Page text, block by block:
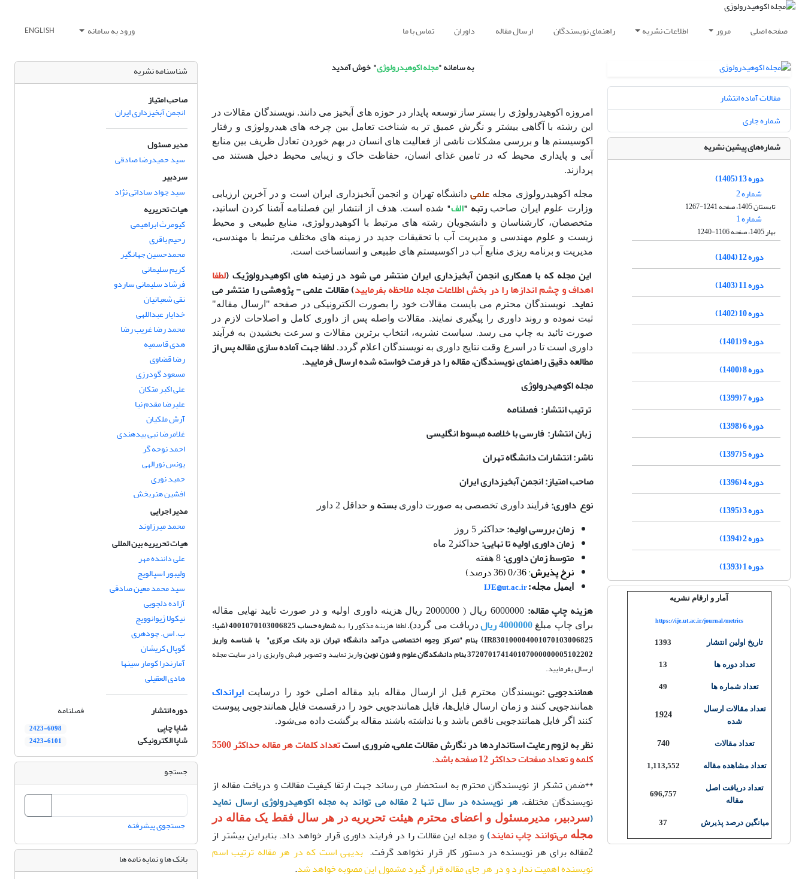
صفحه اصلی مرور اطلاعات نشریه راهنمای نویسندگان ارسال مقاله داوران تماس با ما ورود به سامانه ENGLISH
مقالات آماده انتشار
شماره جاری
شماره‌های پیشین نشریه
دوره 13 (1405)
شماره 2
تابستان 1405، صفحه 1241-1267
شماره 1
بهار 1405، صفحه 1106-1240
دوره 12 (1404)
دوره 11 (1403)
دوره 10 (1402)
دوره 9 (1401)
دوره 8 (1400)
دوره 7 (1399)
دوره 6 (1398)
دوره 5 (1397)
دوره 4 (1396)
دوره 3 (1395)
دوره 2 (1394)
دوره 1 (1393)
آمار و ارقام نشریه
https://ije.ut.ac.ir/journal/metrics
تاریخ اولین انتشار 1393
تعداد دوره ها 13
تعداد شماره ها 49
تعداد مقالات ارسال
شده
1,924
تعداد مقالات 740
تعداد مشاهده مقاله 1,113,552
تعداد دریافت اصل
مقاله
696,757
میانگین درصد پذیرش 37
به سامانه "مجلهاکوهیدرولوژی"خوش آمدید
امروزه اکوهیدرولوژی را بستر ساز توسعه پایدار در حوزه های آبخیز می دانند. نویسندگان مقالات در
این رشته با آگاهی بیشتر و نگرش عمیق تر به شناخت تعامل بین چرخه های هیدرولوژی و رفتار
اکوسیستم ها و بررسی مشکلات ناشی از فعالیت های انسان در بهم خوردن تعادل ظریف بین منابع
آبی و پایداری محیط که در تامین غذای انسان، حفاظت خاک و زیبایی محیط دخیل هستند می
پردازند.
مجله اکوهیدرولوژی مجلهعلمی دانشگاه تهران و انجمن آبخیزداری ایران است و در آخرین ارزیابی
وزارت علوم ایران صاحبرتبه "الف" شده است. هدف از انتشار این فصلنامه آشنا کردن اساتید،
متخصصان، کارشناسان و دانشجویان رشته های مرتبط با اکوهیدرولوژی، منابع طبیعی و محیط
زیست و علوم مهندسی و مدیریت آب با تحقیقات جدید در زمینه های مختلف مرتبط با مهندسی،
مدیریت و برنامه ریزی منابع آب در اکوسیستم های طبیعی و انسان­ساخت است.
این مجله که با همکاری انجمن آبخیزداری ایران منتشر می شود در زمینه های اکوهیدرولوژیک (لطفا
اهداف و چشم اندازها را در بخش اطلاعات مجله ملاحظه بفرمایید) مقالات علمی - پژوهشی را منتشر می
نماید. نویسندگان محترم می بایست مقالات خود را بصورت الکترونیکی در صفحه "ارسال مقاله"
ثبت نموده و روند داوری را پی­گیری نمایند. مقالات واصله پس از داوری کامل و اصلاحات لازم در
صورت تائید به چاپ می رسد. سیاست نشریه، انتخاب برترین مقالات و سرعت بخشیدن به فرآیند
داوری است تا در اسرع وقت نتایج داوری به نویسندگان اعلام گردد.لطفا جهت آماده سازی مقاله پس از
مطالعه دقیق راهنمای نویسندگان، مقاله را در فرمت خواسته شده ارسال فرمایید.
مجله اکوهیدرولوژی
ترتیب انتشار: فصلنامه
زبان انتشار: فارسی با خلاصه مبسوط انگلیسی
ناشر: انتشارات دانشگاه تهران
صاحب امتیاز: انجمن آبخیزداری ایران
نوع داوری: فرایند داوری تخصصی به صورت داوری بسته و حداقل 2 داور
زمان بررسی اولیه: حداکثر 5 روز
زمان داوری اولیه تا نهایی: حداکثر2 ماه
متوسط زمان داوری:
نرخ پذیرش:0/36 (36 درصد)
ایمیل مجله:IJE@ut.ac.ir
هزینه چاپ مقاله:
6000000 ریال ( 2000000 ریال هزینه داوری اولیه و در صورت تایید نهایی مقاله
برای چاپ مبلغ4000000 ریال دریافت می گردد).لطفا هزینه مذکور را بهشماره حساب
(شبا:
IR830100004001070103006825) بنام "تمرکز وجوه اختصاصی درآمد دانشگاه تهران نزد بانک مرکزی"
با شناسه واریز
372070174140107000000005102202 بنام دانشکدگان علوم و فنون نوین
واریز نمایید و تصویر فیش واریزی را در سایت مجله
ارسال بفرمایید.
همانندجویی:نویسندگان محترم قبل از ارسال مقاله باید مقاله اصلی خود را درسایت ایرانداک
همانندجویی کنند و زمان ارسال فایل­‌ها، فایل همانندجویی خود را درقسمت فایل همانندجویی پیوست
کنند اگر فایل همانندجویی ناقص باشد و یا نداشته باشند مقاله برگشت داده می­‌شود.
نظر به لزوم رعایت استانداردها در نگارش مقالات علمی، ضروری است
تعداد کلمات هر مقاله حداکثر 5500
کلمه و تعداد صفحات حداکثر 12 صفحه باشد.
**ضمن تشکر از نویسندگان محترم به استحضار می رساند جهت ارتقا کیفیت مقالات و دریافت مقاله از
نویسندگان مختلف، هر نویسنده در سال تنها 2 مقاله می تواند به مجله اکوهیدرولوژی
ارسال نماید
(سردبیر، مدیرمسئول و اعضای محترم هیئت تحریریه در هر سال فقط یک مقاله در
مجله می‌توانند چاپ نمایند) و مجله این مقالات را در فرایند داوری قرار خواهد داد. بنابراین بیشتر از
2مقاله برای هر نویسنده در دستور کار قرار نخواهد گرفت.
بدیهی است که در هر مقاله ترتیب اسم
نویسنده اهمیت ندارد و در هر جای مقاله قرار گیرد مشمول این مصوبه خواهد شد.
شناسنامه نشریه
صاحب امتیاز
انجمن آبخیزداری ایران
مدیر مسئول
سید حمیدرضا صادقی
سردبیر
سید جواد ساداتی نژاد
هیات تحریریه
کیومرث ابراهیمی
رحیم باقری
محمدحسین جهانگیر
کریم سلیمانی
فرشاد سلیمانی ساردو
نقی شعبانیان
خدایار عبداللهی
محمد رضا غریب رضا
هدی قاسمیه
رضا قضاوی
مسعود گودرزی
علی اکبر متکان
علیرضا مقدم نیا
آرش ملکیان
غلامرضا نبی بیدهندی
احمد نوحه گر
یونس نورالهی
حمید نوری
افشین هنربخش
مدیر اجرایی
محمد میرزاوند
هیات تحریریه بین المللی
علی داننده مهر
ولیبور اسپالویچ
سید محمد معین صادقی
آزاده دلجویی
نیکولا ژیوانوویچ
ب. اس. چودهری
گوپال کریشان
آمارندرا کومار سینها
هادی العقیلی
دوره انتشار
فصلنامه
شاپا چاپی
2423-6098
شاپا الکترونیکی 2423-6101
جستجو
جستجوی پیشرفته
بانک ها و نمایه نامه ها